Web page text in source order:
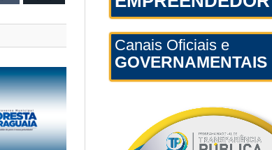
Canais Oficiais e
GOVERNAMENTAIS